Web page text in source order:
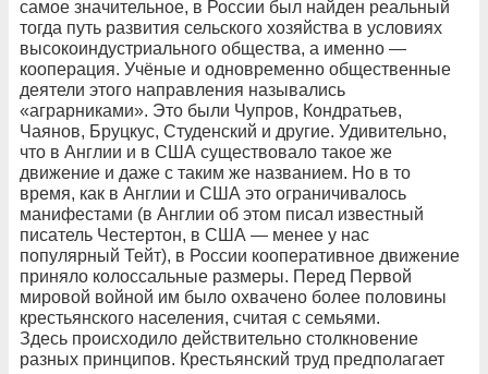
самое значительное, в России был найден реальный
тогда путь развития сельского хозяйства в условиях
высокоиндустриального общества, а именно —
кооперация. Учёные и одновременно общественные
деятели этого направления назывались
«аграрниками». Это были Чупров, Кондратьев,
Чаянов, Бруцкус, Студенский и другие. Удивительно,
что в Англии и в США существовало такое же
движение и даже с таким же названием. Но в то
время, как в Англии и США это ограничивалось
манифестами (в Англии об этом писал известный
писатель Честертон, в США — менее у нас
популярный Тейт), в России кооперативное движение
приняло колоссальные размеры. Перед Первой
мировой войной им было охвачено более половины
крестьянского населения, считая с семьями.
Здесь происходило действительно столкновение
разных принципов. Крестьянский труд предполагает